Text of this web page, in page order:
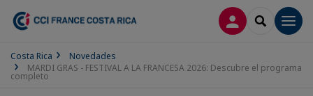
CONECTARSE
SEARCH
Costa Rica
Novedades
MARDI GRAS - FESTIVAL A LA FRANCESA 2026: Descubre el programa
completo